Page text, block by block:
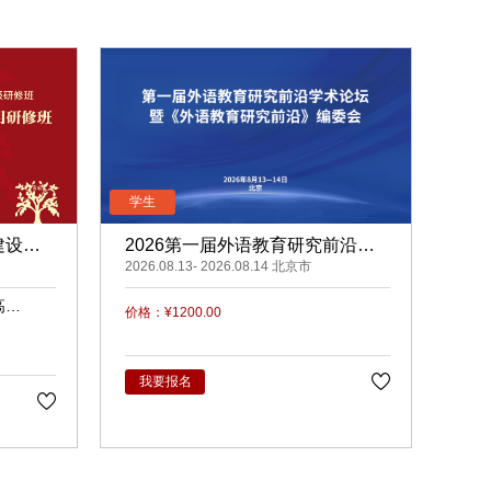
设与
2026第一届外语教育研究前沿学
术论坛暨《外语教育研究前沿》编
委会
2026.08.13- 2026.08.14 北京市
价格：¥1200.00
我要报名